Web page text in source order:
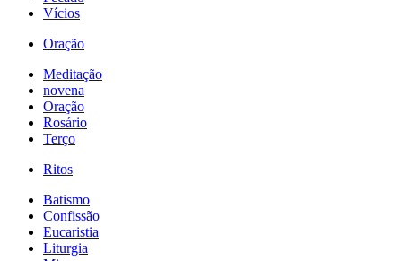
Vícios
Oração
Meditação
novena
Oração
Rosário
Terço
Ritos
Batismo
Confissão
Eucaristia
Liturgia